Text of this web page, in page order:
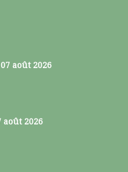
août 2026
août 2026